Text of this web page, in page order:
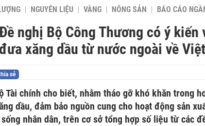
NGUYÊN LIỆU VÀNG NÔNG SẢN BÁO CÁO
nghị Bộ Công Thương có ý kiến
xăng dầu từ nước ngoài về
sẻ
Tài chính cho biết, nhằm tháo gỡ khó khăn trong
dầu, đảm bảo nguồn cung cho hoạt động sản
nhân dân, trên cơ sở tổng hợp số liệu từ các